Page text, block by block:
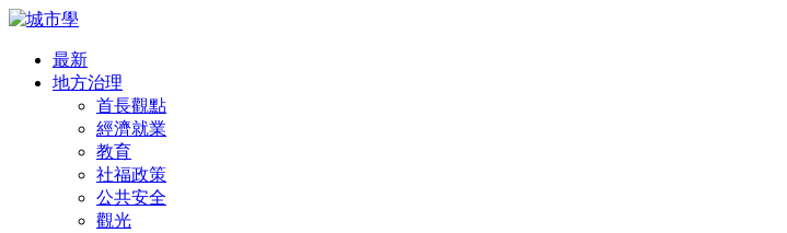
最新
地方治理
首長觀點
經濟就業
教育
社福政策
公共安全
觀光